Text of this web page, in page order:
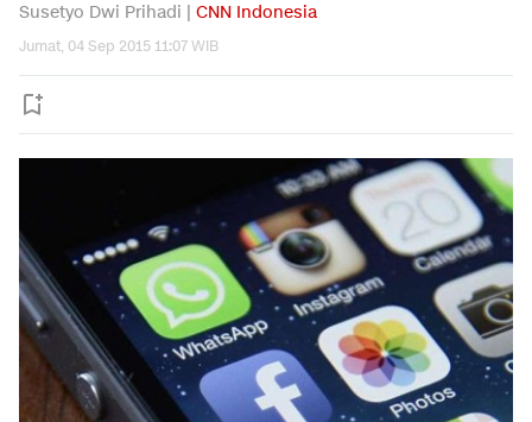
Susetyo Dwi Prihadi | CNN Indonesia
Jumat, 04 Sep 2015 11:07 WIB